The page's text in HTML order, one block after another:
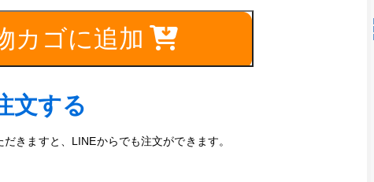
個
カゴに追加
文する
きますと、LINEからでも注文ができます。